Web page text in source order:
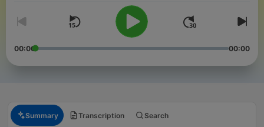
00:00 00:00
Summary Transcription Search